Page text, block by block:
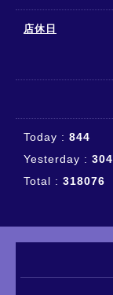
店休日
Today : 844
Yesterday : 304
Total : 318076